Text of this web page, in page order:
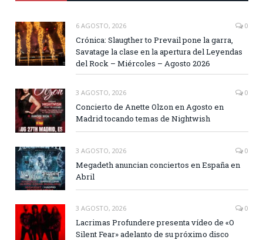
6 AGOSTO, 2026 0
Crónica: Slaugther to Prevail pone la garra,
Savatage la clase en la apertura del Leyendas
del Rock – Miércoles – Agosto 2026
3 AGOSTO, 2026 0
Concierto de Anette Olzon en Agosto en
Madrid tocando temas de Nightwish
3 AGOSTO, 2026 0
Megadeth anuncian conciertos en España en
Abril
3 AGOSTO, 2026 0
Lacrimas Profundere presenta vídeo de «O
Silent Fear» adelanto de su próximo disco